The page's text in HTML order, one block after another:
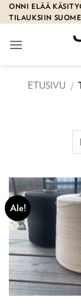
Skip
to
ONNI ELÄÄ
TILAUKSIIN
ETUSIVU /
Ale!